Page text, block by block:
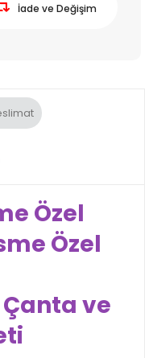
İade ve Değişim
Özel
Özel
ve